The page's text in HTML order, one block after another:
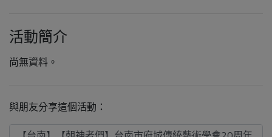
活動簡介
尚無資料。
與朋友分享這個活動：